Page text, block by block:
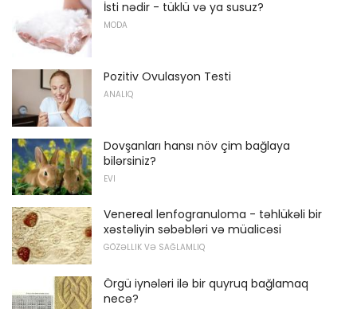
İsti nədir - tüklü və ya susuz?
MODA
Pozitiv Ovulasyon Testi
ANALIQ
Dovşanları hansı növ çim bağlaya
bilərsiniz?
EVI
Venereal lenfogranuloma - təhlükəli bir
xəstəliyin səbəbləri və müalicəsi
GÖZƏLLIK VƏ SAĞLAMLIQ
Örgü iynələri ilə bir quyruq bağlamaq
necə?